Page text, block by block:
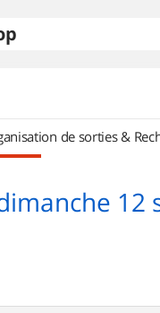
de sorties &
12